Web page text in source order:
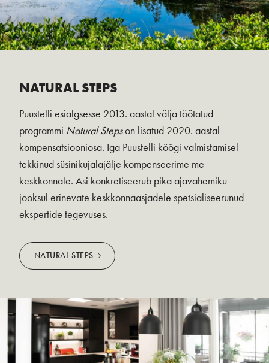
NATURAL STEPS
Puustelli esialgsesse 2013. aastal välja töötatud
programmi Natural Stepson lisatud 2020. aastal
kompensatsiooniosa. Iga Puustelli köögi valmistamisel
tekkinud süsinikujalajälje kompenseerime me
keskkonnale. Asi konkretiseerub pika ajavahemiku
jooksul erinevate keskkonnaasjadele spetsialiseerunud
ekspertide tegevuses.
NATURAL STEPS